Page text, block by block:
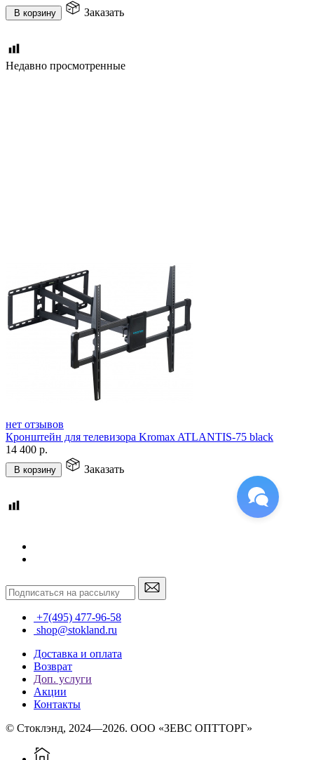
В корзину Заказать
Недавно просмотренные
нет отзывов
Кронштейн для телевизора Kromax ATLANTIS-75 black
14 400 р.
В корзину Заказать
+7(495) 477-96-58
shop@stokland.ru
Доставка и оплата
Возврат
Доп. услуги
Акции
Контакты
© Стоклэнд, 2024—2026. ООО «ЗЕВС ОПТТОРГ»